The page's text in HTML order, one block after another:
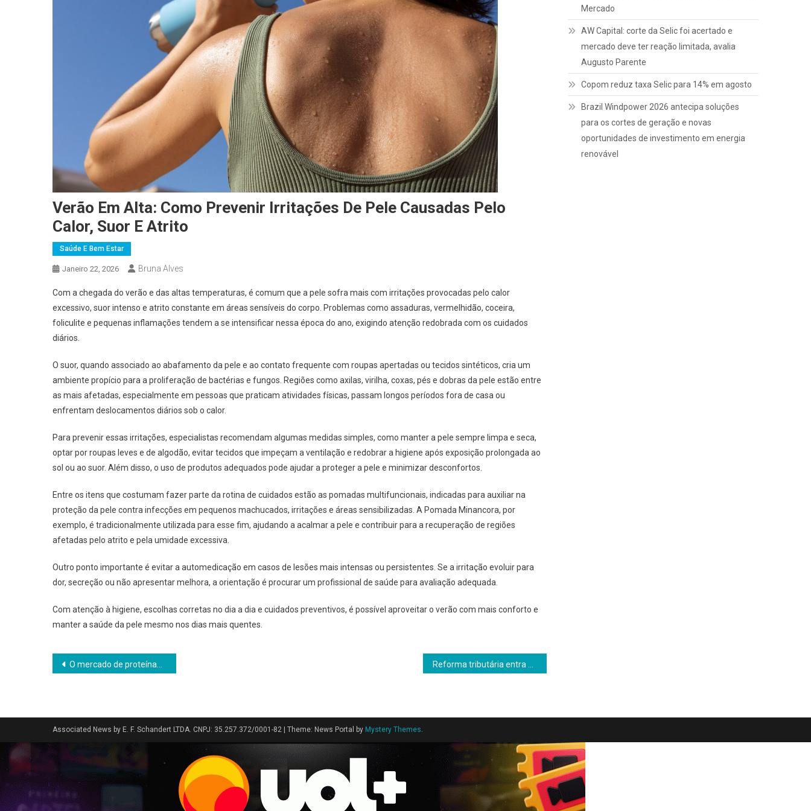
Verão Em Alta: Como Prevenir Irritações De Pele Causadas Pelo
Calor, Suor E Atrito
Saúde E Bem Estar
Janeiro 22, 2026 Bruna Alves
Com a chegada do verão e das altas temperaturas, é comum que a pele sofra mais com irritações provocadas pelo calor
excessivo, suor intenso e atrito constante em áreas sensíveis do corpo. Problemas como assaduras, vermelhidão, coceira,
foliculite e pequenas inflamações tendem a se intensificar nessa época do ano, exigindo atenção redobrada com os cuidados
diários.
O suor, quando associado ao abafamento da pele e ao contato frequente com roupas apertadas ou tecidos sintéticos, cria um
ambiente propício para a proliferação de bactérias e fungos. Regiões como axilas, virilha, coxas, pés e dobras da pele estão entre
as mais afetadas, especialmente em pessoas que praticam atividades físicas, passam longos períodos fora de casa ou
enfrentam deslocamentos diários sob o calor.
Para prevenir essas irritações, especialistas recomendam algumas medidas simples, como manter a pele sempre limpa e seca,
optar por roupas leves e de algodão, evitar tecidos que impeçam a ventilação e redobrar a higiene após exposição prolongada ao
sol ou ao suor. Além disso, o uso de produtos adequados pode ajudar a proteger a pele e minimizar desconfortos.
Entre os itens que costumam fazer parte da rotina de cuidados estão as pomadas multifuncionais, indicadas para auxiliar na
proteção da pele contra infecções em pequenos machucados, irritações e áreas sensibilizadas. A Pomada Minancora, por
exemplo, é tradicionalmente utilizada para esse fim, ajudando a acalmar a pele e contribuir para a recuperação de regiões
afetadas pelo atrito e pela umidade excessiva.
Outro ponto importante é evitar a automedicação em casos de lesões mais intensas ou persistentes. Se a irritação evoluir para
dor, secreção ou não apresentar melhora, a orientação é procurar um profissional de saúde para avaliação adequada.
Com atenção à higiene, escolhas corretas no dia a dia e cuidados preventivos, é possível aproveitar o verão com mais conforto e
manter a saúde da pele mesmo nos dias mais quentes.
Navegação
Post
O mercado de proteínas como nova fronteira das franquias rentáveis
Mercado
AW Capital: corte da Selic foi acertado e
mercado deve ter reação limitada, avalia
Augusto Parente
Copom reduz taxa Selic para 14% em agosto
Brazil Windpower 2026 antecipa soluções
para os cortes de geração e novas
oportunidades de investimento em energia
renovável
Associated News by E. F. Schandert LTDA. CNPJ: 35.257.372/0001-82 Theme: News Portal by Mystery Themes.